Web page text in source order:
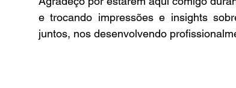
e trocando impressões e insights
juntos, nos desenvolvendo